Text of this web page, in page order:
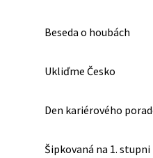
Beseda o houbách
Ukliďme Česko
Den kariérového
Šipkovaná na 1. stupni